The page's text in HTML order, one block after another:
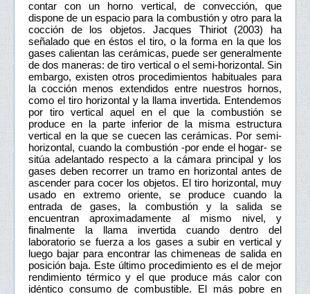
contar con un horno vertical, de convección, que
dispone de un espacio para la combustión y otro para la
cocción de los objetos. Jacques Thiriot (2003) ha
señalado que en éstos el tiro, o la forma en la que los
gases calientan las cerámicas, puede ser generalmente
de dos maneras: de tiro vertical o el semi-horizontal. Sin
embargo, existen otros procedimientos habituales para
la cocción menos extendidos entre nuestros hornos,
como el tiro horizontal y la llama invertida. Entendemos
por tiro vertical aquel en el que la combustión se
produce en la parte inferior de la misma estructura
vertical en la que se cuecen las cerámicas. Por semi-
horizontal, cuando la combustión -por ende el hogar- se
sitúa adelantado respecto a la cámara principal y los
gases deben recorrer un tramo en horizontal antes de
ascender para cocer los objetos. El tiro horizontal, muy
usado en extremo oriente, se produce cuando la
entrada de gases, la combustión y la salida se
encuentran aproximadamente al mismo nivel, y
finalmente la llama invertida cuando dentro del
laboratorio se fuerza a los gases a subir en vertical y
luego bajar para encontrar las chimeneas de salida en
posición baja. Este último procedimiento es el de mejor
rendimiento térmico y el que produce más calor con
idéntico consumo de combustible. El más pobre en